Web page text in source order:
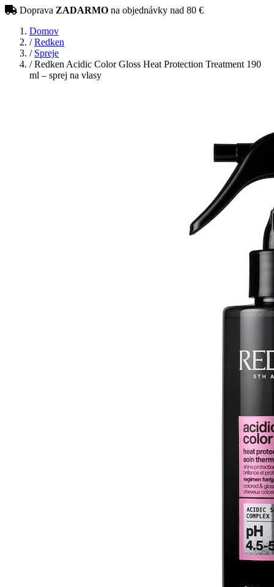
Doprava ZADARMO na objednávky nad 80 €
Domov
/ Redken
/ Spreje
/Redken Acidic Color Gloss Heat Protection Treatment 190
ml – sprej na vlasy